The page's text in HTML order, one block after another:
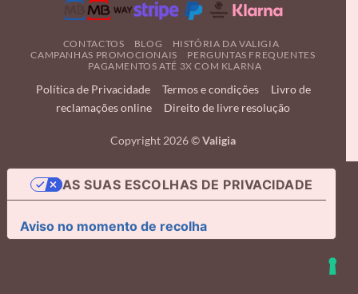
CONTACTOS BLOG
HISTÓRIA DA VALIGIA
CAMPANHAS PROMOCIONAIS
PERGUNTAS FREQUENTES
PAGAMENTOS ATÉ 3X COM KLARNA
Política de Privacidade Termos e condições
Livro de
reclamações online
Direito de livre resolução
Copyright 2026 ©Valigia
Aviso no momento de recolha
AS SUAS ESCOLHAS DE PRIVACIDADE